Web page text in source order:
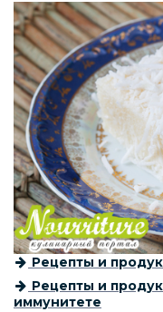
Рецепты и
Рецепты и
иммунитете